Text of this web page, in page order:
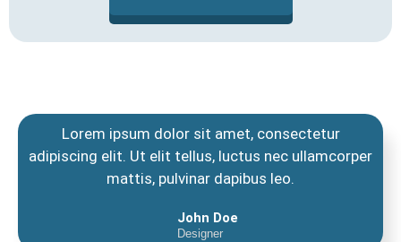
Lorem ipsum dolor sit amet, consectetur
adipiscing elit. Ut elit tellus, luctus nec ullamcorper
mattis, pulvinar dapibus leo.
John Doe
Designer